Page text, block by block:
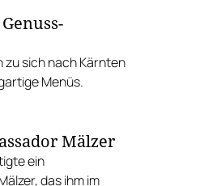
sich nach Kärnten
Menüs.
Mälzer
ein
das ihm im